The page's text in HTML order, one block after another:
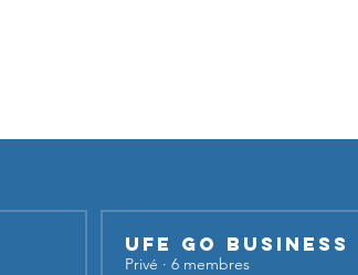
UFE GO BUSINESS
Privé · 6 membres